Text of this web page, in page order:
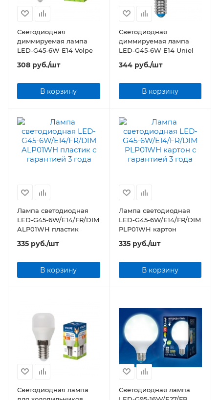
Светодиодная
диммируемая лампа
LED-G45-6W E14 Volpe
308 руб./шт
В корзину
Светодиодная
диммируемая лампа
LED-G45-6W E14 Uniel
344руб./шт
В корзину
Лампа светодиодная
LED-G45-6W/E14/FR/DIM
ALP01WH пластик
335 руб./шт
В корзину
Лампа светодиодная
LED-G45-6W/E14/FR/DIM
PLP01WH картон
335руб./шт
В корзину
Светодиодная лампа
Светодиодная лампа